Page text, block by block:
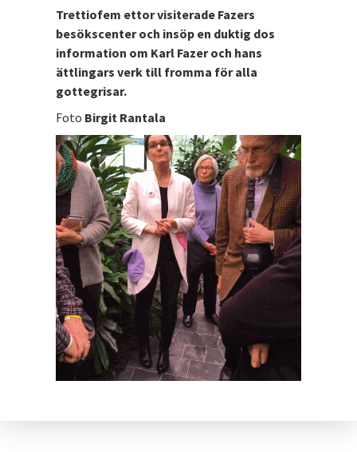
Trettiofem ettor visiterade Fazers
besökscenter och insöp en duktig dos
information om Karl Fazer och hans
ättlingars verk till fromma för alla
gottegrisar.
Foto Birgit Rantala